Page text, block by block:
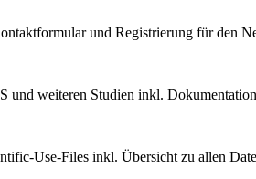
und Registrierung für den
und weiteren Studien inkl.
Use-Files inkl. Übersicht zu allen